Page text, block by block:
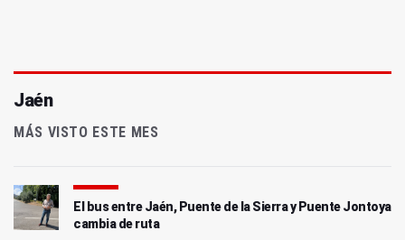
Jaén
MÁS VISTO ESTE MES
El bus entre Jaén, Puente de la Sierra y Puente Jontoya
cambia de ruta